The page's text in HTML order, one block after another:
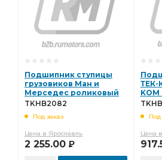
Подшипник ступицы
грузовиков Ман и
Мерседес роликовый
9514539 мм TEK-KOM
TKHB2082
Под заказ
Цена в Ярославль
2 255.00 Р
ТЕК-
KOM
Под
Цена